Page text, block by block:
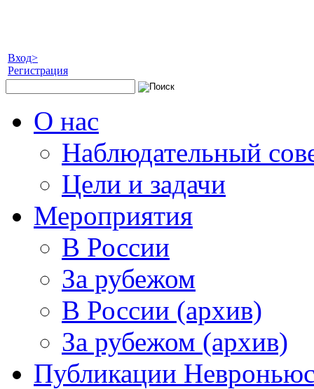
Вход>
Регистрация
О нас
Наблюдательный
Цели и задачи
Мероприятия
В России
За рубежом
В России (архив)
За рубежом (архив)
Публикации